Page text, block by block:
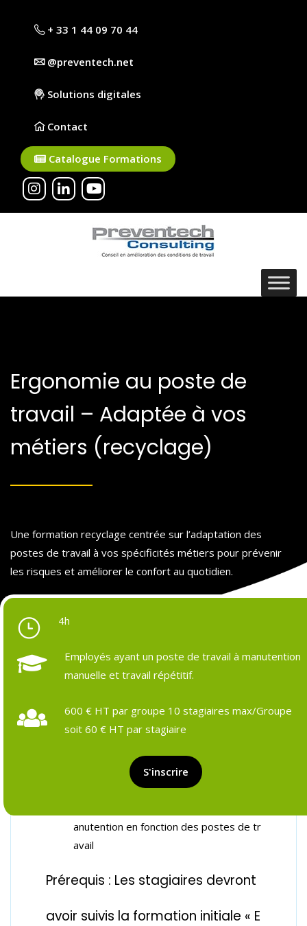
+ 33 1 44 09 70 44
@preventech.net
Solutions digitales
Contact
Catalogue Formations
Ergonomie au poste de
travail – Adaptée à vos
métiers (recyclage)
Une formation recyclage centrée sur l’adaptation des
postes de travail à vos spécificités métiers pour prévenir
les risques et améliorer le confort au quotidien.
4h
Employés ayant un poste de travail à manutention
manuelle et travail répétitif.
600 € HT par groupe 10 stagiaires max/Groupe
soit 60 € HT par stagiaire
S'inscrire
Objectifs et prérequisProgramme détailléFormateurs & pédagogie
Reconnaître les différentes pathologies
liées à l’activité physiques de travail
anutention en fonction des postes de tr
avail
Prérequis : Les stagiaires devront
avoir suivis la formation initiale « E